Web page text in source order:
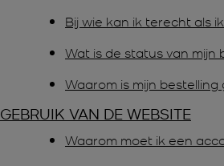
Bij wie kan ik terecht als
Wat is de status van mijn
Waarom is mijn
GEBRUIK VAN DE WEBSITE
Waarom moet ik een